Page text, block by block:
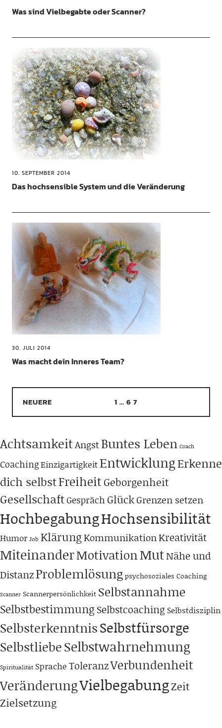
Was sind Vielbegabte oder Scanner?
10. SEPTEMBER 2014
Das hochsensible System und die Veränderung
30. JULI 2014
Was macht dein Inneres Team?
NEUERE 1 … 6 7
AchtsamkeitAngstBuntes Leben Coach
CoachingEinzigartigkeit EntwicklungErkenne
dich selbstFreiheit Geborgenheit
GesellschaftGespräch GlückGrenzen setzen
HochbegabungHochsensibilität
Humor Job KlärungKommunikationKreativität
MiteinanderMotivationMutNähe und
DistanzProblemlösungpsychosoziales Coaching
Scanner Scannerpersönlichkeit Selbstannahme
Selbstbestimmung Selbstcoaching Selbstdisziplin
SelbsterkenntnisSelbstfürsorge
SelbstliebeSelbstwahrnehmung
Spiritualität Sprache ToleranzVerbundenheit
VeränderungVielbegabungZeit
Zielsetzung